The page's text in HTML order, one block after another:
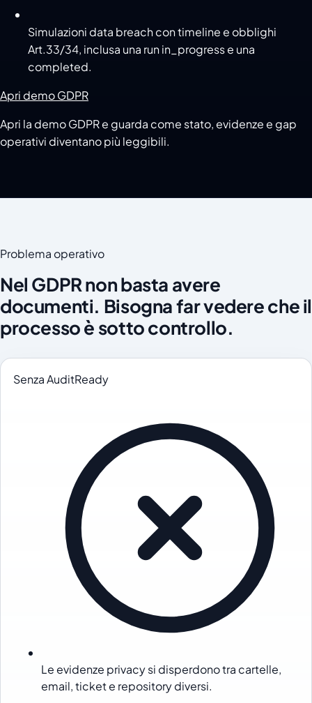
Simulazioni data breach con timeline e obblighi
Art.33/34, inclusa una run in_progress e una
completed.
Apri demo GDPR
Apri la demo GDPR e guarda come stato, evidenze e gap
operativi diventano più leggibili.
Problema operativo
Nel GDPR non basta avere
documenti. Bisogna far vedere che il
processo è sotto controllo.
Senza AuditReady
Le evidenze privacy si disperdono tra cartelle,
email, ticket e repository diversi.